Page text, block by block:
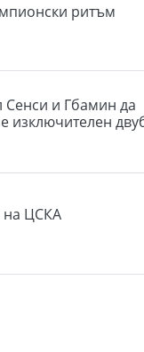
ритъм
Сенси и Гбамин да
изключителен
на ЦСКА